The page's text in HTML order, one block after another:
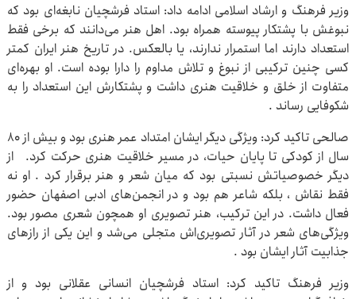
وزیر فرهنگ و ارشاد اسلامی ادامه داد: استاد فرشچیان نابغه‌ای بود که
نبوغش با پشتکار پیوسته همراه بود. اهل هنر می‌دانند که برخی فقط
استعداد دارند اما استمرار ندارند، یا بالعکس. در تاریخ هنر ایران کمتر
کسی چنین ترکیبی از نبوغ و تلاش مداوم را دارا بوده است. او بهره‌ای
متفاوت از خلق و خلاقیت هنری داشت و پشتکارش این استعداد را به
شکوفایی رساند .
صالحی تاکید کرد: ویژگی دیگر ایشان امتداد عمر هنری بود و بیش از ۸۰
سال از کودکی تا پایان حیات، در مسیر خلاقیت هنری حرکت کرد. از
دیگر خصوصیاتش نسبتی بود که میان شعر و هنر برقرار کرد . او نه
فقط نقاش ، بلکه شاعر هم بود و در انجمن‌های ادبی اصفهان حضور
فعال داشت. در این ترکیب، هنر تصویری او همچون شعری مصور بود.
ویژگی‌های شعر در آثار تصویری‌اش متجلی می‌شد و این یکی از رازهای
جذابیت آثار ایشان بود .
وزیر فرهنگ تاکید کرد: استاد فرشچیان انسانی عقلانی بود و از